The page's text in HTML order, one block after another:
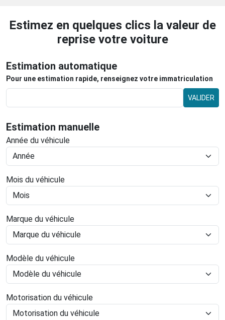
Estimez en quelques clics la valeur de
reprise votre voiture
Estimation automatique
Pour une estimation rapide, renseignez votre immatriculation
VALIDER
Estimation manuelle
Année du véhicule
Mois du véhicule
Marque du véhicule
Modèle du véhicule
Motorisation du véhicule